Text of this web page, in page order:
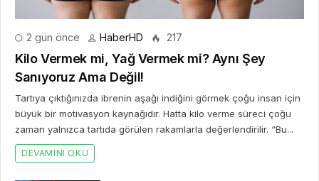
2 gün önce HaberHD 217
Kilo Vermek mi, Yağ Vermek mi? Aynı Şey
Sanıyoruz Ama Değil!
Tartıya çıktığınızda ibrenin aşağı indiğini görmek çoğu insan için
büyük bir motivasyon kaynağıdır. Hatta kilo verme süreci çoğu
zaman yalnızca tartıda görülen rakamlarla değerlendirilir. “Bu...
DEVAMINI OKU